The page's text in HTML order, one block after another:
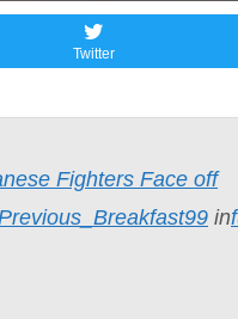
Twitter
Fighters Face off
in